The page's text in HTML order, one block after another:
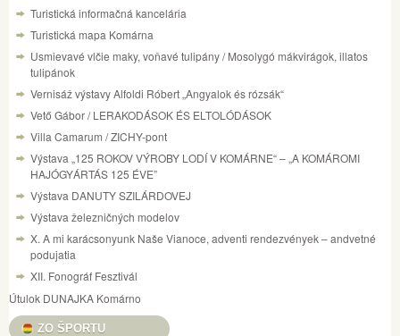
Turistická informačná kancelária
Turistická mapa Komárna
Usmievavé vlčie maky, voňavé tulipány / Mosolygó mákvirágok, illatos
tulipánok
Vernisáž výstavy Alfoldi Róbert „Angyalok és rózsák“
Vető Gábor / LERAKODÁSOK ÉS ELTOLÓDÁSOK
Villa Camarum / ZICHY-pont
Výstava „125 ROKOV VÝROBY LODÍ V KOMÁRNE“ – „A KOMÁROMI
HAJÓGYÁRTÁS 125 ÉVE”
Výstava DANUTY SZILÁRDOVEJ
Výstava železničných modelov
X. A mi karácsonyunk Naše Vianoce, adventi rendezvények – andvetné
podujatia
XII. Fonográf Fesztivál
Útulok DUNAJKA Komárno
ZO ŠPORTU